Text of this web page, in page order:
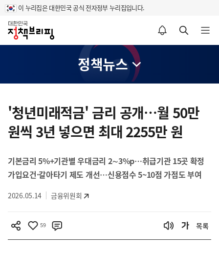
이 누리집은 대한민국 공식 전자정부 누리집입니다.
홈
알림설정 바로가기 검색 바로가기 메뉴 열기
정책뉴스
텐
영
'청년미래적금' 금리 공개…월 50만
원씩 3년 넣으면 최대 2255만 원
기본금리 5%+기관별 우대금리 2∼3%p…취급기관 15곳 확정
가입요건·갈아타기 제도 개선…신용점수 5~10점 가점도 부여
2026.05.14 금융위원회
59 목록